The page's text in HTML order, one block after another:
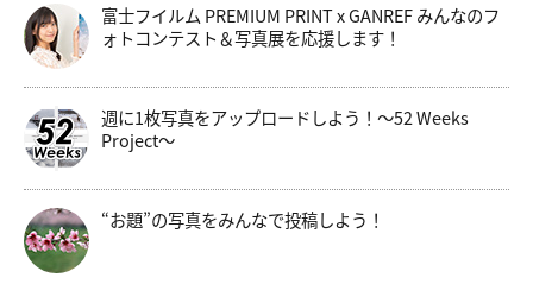
富士フイルム PREMIUM PRINT x GANREF みんなのフ
ォトコンテスト＆写真展を応援します！
週に1枚写真をアップロードしよう！～52 Weeks
Project～
“お題”の写真をみんなで投稿しよう！